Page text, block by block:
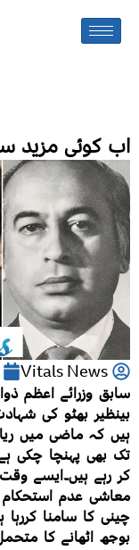
اب کوئی مزید
Vitals News
سابق وزرائے اعظم
بینظیر بھٹو کی
ہیں کہ ماضی میں
تک بھی پہنچا چکی
کر رہے ہیں۔ایسے
معاشی عدم
چینی کا سامنا
بوجھ اٹھانے کا